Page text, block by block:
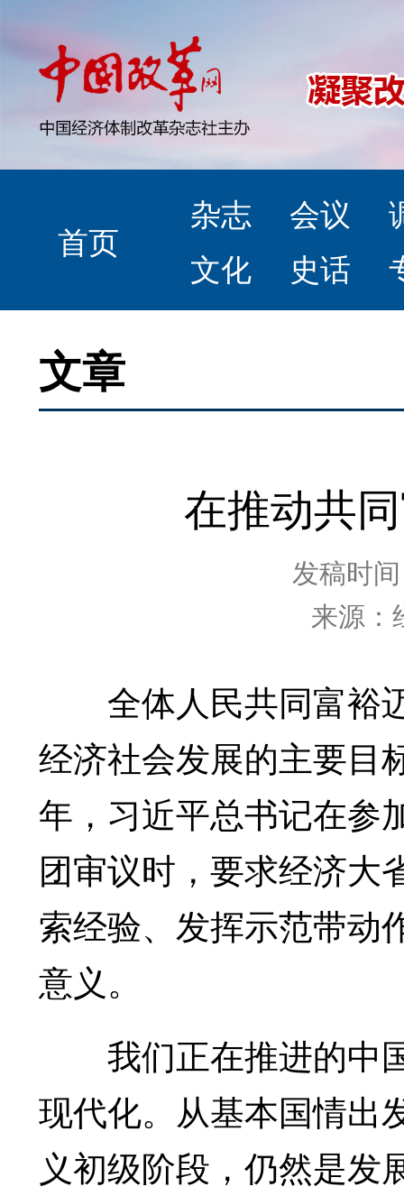
首页
杂志 会议
文化
史话
文章
在推动共
发稿时
来源：
全体人民共同富裕迈
经济社会发展的主要目
年，习近平总书记在参
团审议时，要求经济大
索经验、发挥示范带动
意义。
我们正在推进的中
现代化。从基本国情出
义初级阶段，仍然是发